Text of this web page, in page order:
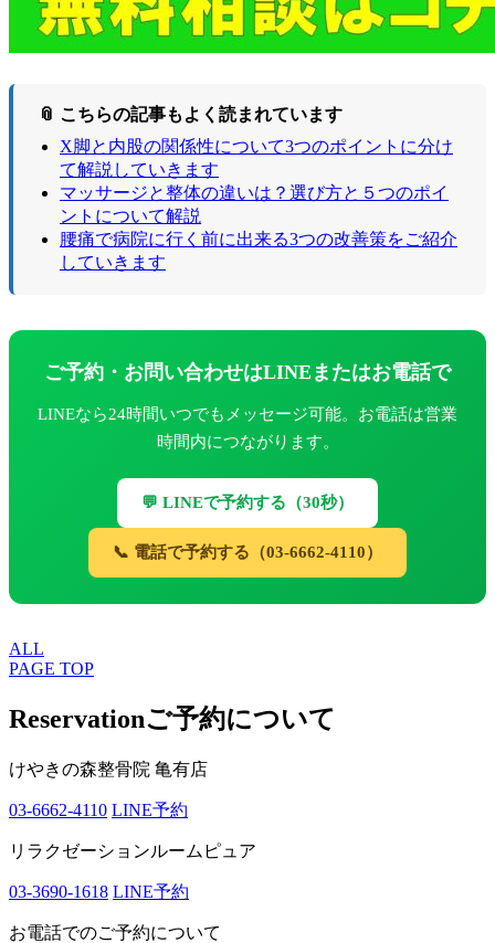
📎 こちらの記事もよく読まれています
X脚と内股の関係性について3つのポイントに分け
て解説していきます
マッサージと整体の違いは？選び方と５つのポイ
ントについて解説
腰痛で病院に行く前に出来る3つの改善策をご紹介
していきます
ご予約・お問い合わせはLINEまたはお電話で
LINEなら24時間いつでもメッセージ可能。お電話は営業
時間内につながります。
💬 LINEで予約する（30秒）
📞 電話で予約する（03-6662-4110）
ALL
PAGE TOP
Reservationご予約について
けやきの森整骨院 亀有店
03-6662-4110 LINE予約
リラクゼーションルームピュア
03-3690-1618 LINE予約
お電話でのご予約について